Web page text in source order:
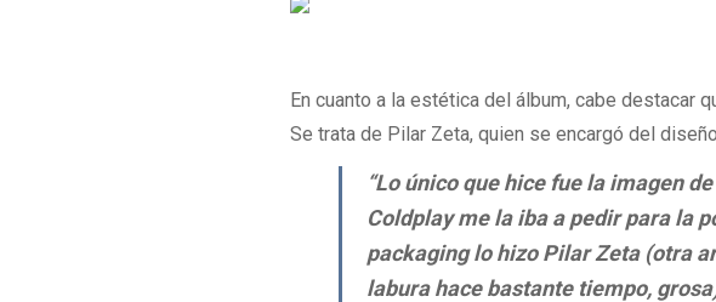
En cuanto a la estética del álbum, cabe destacar
Se trata de Pilar Zeta, quien se encargó del
“Lo único que hice fue la imagen
Coldplay me la iba a pedir para la
packaging lo hizo Pilar Zeta (otra
labura hace bastante tiempo,